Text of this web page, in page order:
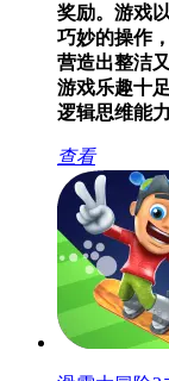
奖励。游戏
巧妙的操作
营造出整洁
游戏乐趣十
逻辑思维能
查看